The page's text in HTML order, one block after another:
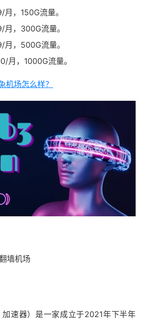
，150G流量。
，300G流量。
，500G流量。
月，1000G流量。
机场怎么样？
墙机场
速器）是一家成立于2021年下半年